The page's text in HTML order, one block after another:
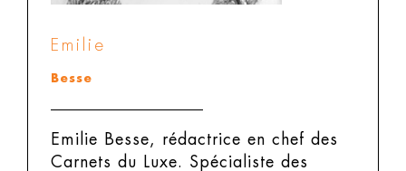
Emilie
Besse
Emilie Besse, rédactrice en chef des
Carnets du Luxe.
Spécialiste des